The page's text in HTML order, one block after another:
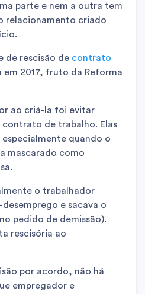
parte e nem a outra tem
relacionamento criado
de rescisão de contrato
em 2017, fruto da Reforma
ao criá-la foi evitar
contrato de trabalho. Elas
quando o
mascarado como
o trabalhador
e sacava o
pedido de demissão).
rescisória ao
por acordo, não há
empregador e